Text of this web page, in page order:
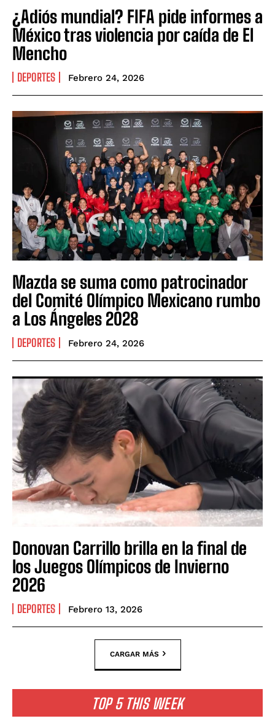
¿Adiós mundial? FIFA pide informes a
México tras violencia por caída de El
Mencho
DEPORTES Febrero 24, 2026
Mazda se suma como patrocinador
del Comité Olímpico Mexicano rumbo
a Los Ángeles 2028
DEPORTES Febrero 24, 2026
Donovan Carrillo brilla en la final de
los Juegos Olímpicos de Invierno
2026
DEPORTES Febrero 13, 2026
CARGAR MÁS
TOP 5 THIS WEEK